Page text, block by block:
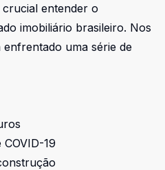
entender o
imobiliário brasileiro. Nos
uma série de
19